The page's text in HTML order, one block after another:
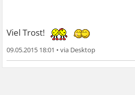
ich meinen Mann verlassen und bin
gezogen. Anfangs hatten wir eine
ca. 3 Monaten haben wir uns eine
Viel Trost!
09.05.2015 18:01 •